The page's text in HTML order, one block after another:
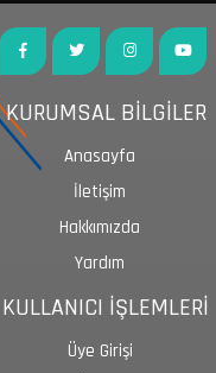
KURUMSAL BİLGİLER
Anasayfa
İletişim
Hakkımızda
Yardım
KULLANICI İŞLEMLERİ
Üye Girişi